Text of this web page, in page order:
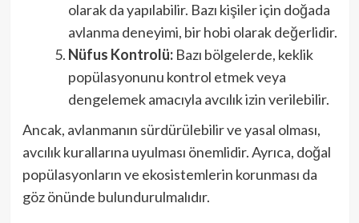
olarak da yapılabilir. Bazı kişiler için doğada
avlanma deneyimi, bir hobi olarak değerlidir.
Nüfus Kontrolü:Bazı bölgelerde, keklik
popülasyonunu kontrol etmek veya
dengelemek amacıyla avcılık izin verilebilir.
Ancak, avlanmanın sürdürülebilir ve yasal olması,
avcılık kurallarına uyulması önemlidir. Ayrıca, doğal
popülasyonların ve ekosistemlerin korunması da
göz önünde bulundurulmalıdır.